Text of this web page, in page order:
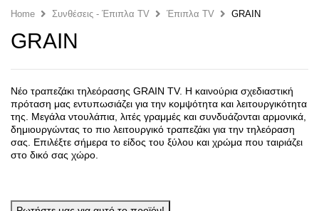
Home Συνθέσεις - Έπιπλα TV Έπιπλα TV GRAIN
GRAIN
Νέο τραπεζάκι τηλεόρασης GRAIN TV. Η καινούρια σχεδιαστική
πρόταση μας εντυπωσιάζει για την κομψότητα και λειτουργικότητα
της. Μεγάλα ντουλάπια, λιτές γραμμές και συνδυάζονται αρμονικά,
δημιουργώντας το πιο λειτουργικό τραπεζάκι για την τηλεόραση
σας. Επιλέξτε σήμερα το είδος του ξύλου και χρώμα που ταιριάζει
στο δικό σας χώρο.